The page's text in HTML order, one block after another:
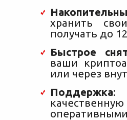
хранить
получать до
Быстрое
ваши
или через
Поддержка: